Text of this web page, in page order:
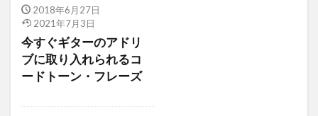
2018年6月27日
2021年7月3日
今すぐギターのアドリ
ブに取り入れられるコ
ードトーン・フレーズ